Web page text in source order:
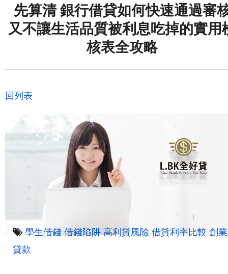
先算清 銀行借貸如何快速通過審
又不讓生活品質被利息吃掉的實用
核表全攻略
回列表
學生借錢 借錢陷阱 高利貸風險 借貸利率比較 創業
貸款